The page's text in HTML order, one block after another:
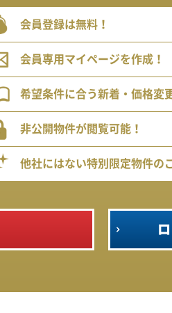
会員登録は無料！
会員専用マイページを作成！
希望条件に合う新着・価格変
非公開物件が閲覧可能！
他社にはない特別限定物件の